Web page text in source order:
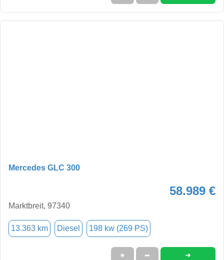
Mercedes GLC 300
58.989 €
Marktbreit, 97340
13.363 km Diesel 198 kw (269 PS)
★ ➦ ➜